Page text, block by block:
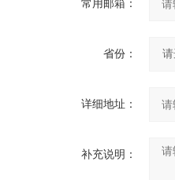
常用邮箱：
省份：
详细地址：
补充说明：